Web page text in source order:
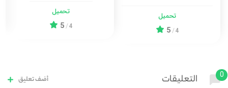
تحميل
4
/
5
تحميل
4
/
5
0 التعليقات أضف تعليق